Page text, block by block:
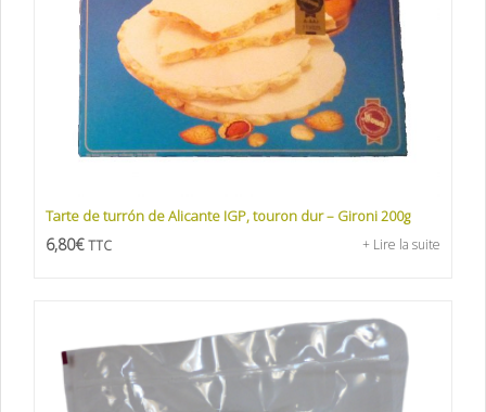
Tarte de turrón de Alicante IGP, touron dur – Gironi 200g
6,80€ TTC + Lire la suite